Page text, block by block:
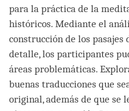
para la práctica de la
históricos. Mediante el
construcción de los
detalle, los participantes
áreas problemáticas.
buenas traducciones que
original, además de que se